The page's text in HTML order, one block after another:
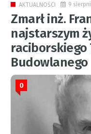
AKTUALNOŚCI 9
Zmarł inż.
najstarszym
raciborskiego
Budowlanego
0